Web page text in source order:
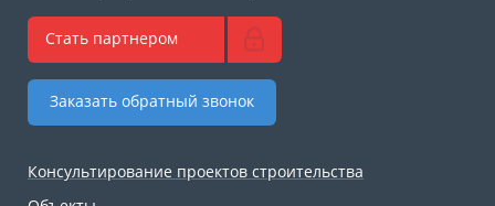
Стать партнером
Заказать обратный звонок
Консультирование проектов строительства